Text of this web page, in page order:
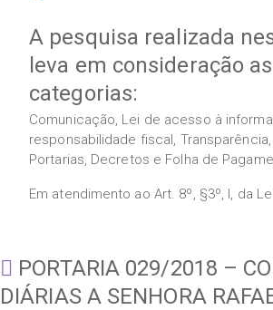
A pesquisa realizada
leva em consideração
categorias:
Comunicação, Lei de acesso à
responsabilidade fiscal,
Portarias, Decretos e Folha de
Em atendimento ao Art. 8º, §3º, I, da
PORTARIA 029/2018 –
DIÁRIAS A SENHORA